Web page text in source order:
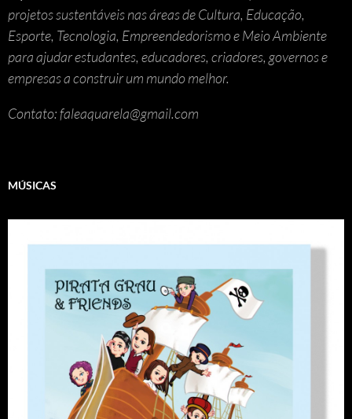
projetos sustentáveis nas áreas de Cultura, Educação,
Esporte, Tecnologia, Empreendedorismo e Meio Ambiente
para ajudar estudantes, educadores, criadores, governos e
empresas a construir um mundo melhor.
Contato: faleaquarela@gmail.com
MÚSICAS